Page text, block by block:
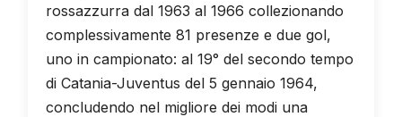
rossazzurra dal 1963 al 1966 collezionando
complessivamente 81 presenze e due gol,
uno in campionato: al 19° del secondo tempo
di Catania-Juventus del 5 gennaio 1964,
concludendo nel migliore dei modi una